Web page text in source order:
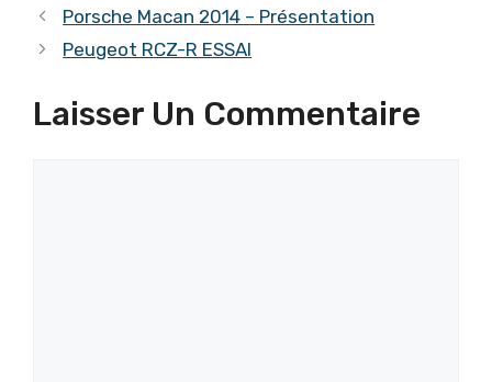
Porsche Macan 2014 – Présentation
Peugeot RCZ-R ESSAI
Laisser Un Commentaire